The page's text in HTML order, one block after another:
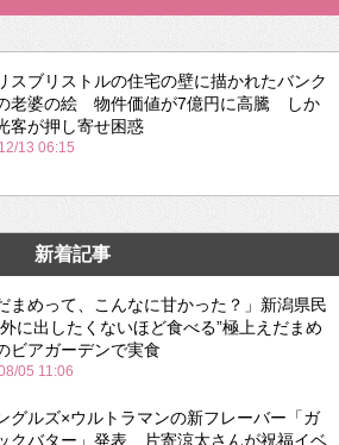
スブリストルの住宅の壁に描かれたバンク
老婆の絵 物件価値が7億円に高騰 しか
客が押し寄せ困惑
13 06:15
新着記事
まめって、こんなに甘かった？」新潟県民
に出したくないほど食べる”極上えだまめ
ビアガーデンで実食
05 11:06
グルズ×ウルトラマンの新フレーバー「ガ
クバター」発表 片寄涼太さんが祝福イベ